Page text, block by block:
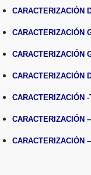
CARACTERIZACIÓN
CARACTERIZACIÓN
CARACTERIZACIÓN
CARACTERIZACIÓN
CARACTERIZACIÓN
CARACTERIZACIÓN
CARACTERIZACIÓN